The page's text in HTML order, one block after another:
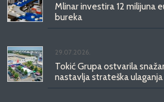
Mlinar investira 12 milijuna
bureka
29.07.2026.
Tokić Grupa ostvarila
nastavlja strateška ulaganja